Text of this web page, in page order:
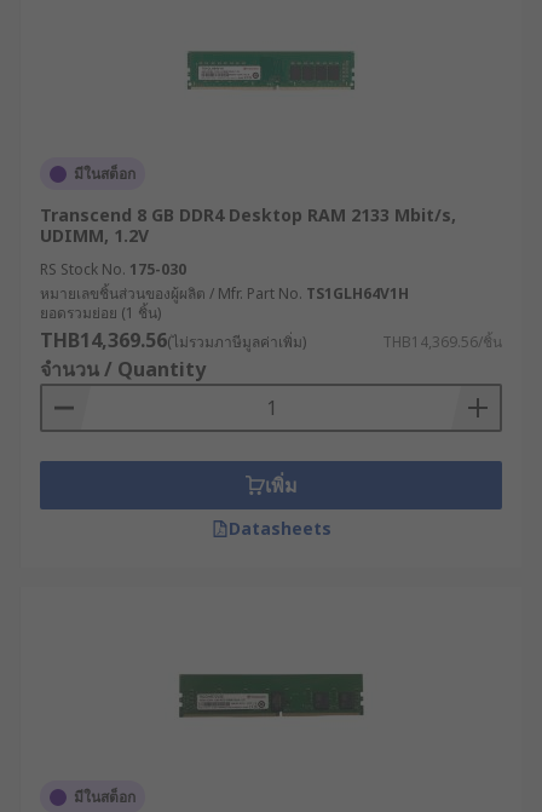
มีในสต็อก
Transcend 8 GB DDR4 Desktop RAM 2133 Mbit/s,
UDIMM, 1.2V
RS Stock No. 175-030
หมายเลขชิ้นส่วนของผู้ผลิต / Mfr. Part No. TS1GLH64V1H
ยอดรวมย่อย (1 ชิ้น)
THB14,369.56(ไม่รวมภาษีมูลค่าเพิ่ม) THB14,369.56/ชิ้น
จำนวน / Quantity
เพิ่ม
Datasheets
มีในสต็อก